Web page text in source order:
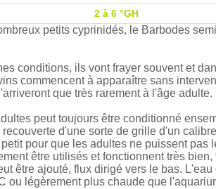
2 à 6 °GH
petits cyprinidés, le Barbodes
conditions, ils vont frayer souvent et
commencent à apparaître sans
que très rarement à l'âge
peut toujours être conditionné
recouverte d'une sorte de grille d'un
pour que les adultes ne puissent
être utilisés et fonctionnent très
être ajouté, flux dirigé vers le bas.
ou légèrement plus chaude que